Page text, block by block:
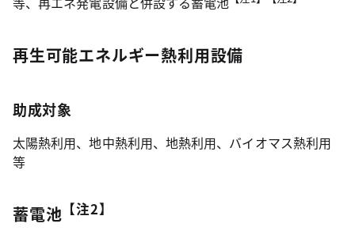
再生可能エネルギー熱利用設備
助成対象
太陽熱利用、地中熱利用、地熱利用、バイオマス熱利用
等
蓄電池 【注2】